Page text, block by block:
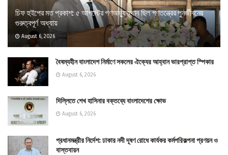
চিফ হুইপের মত প্রকাশ: ৫ আগস্টের গণঅভ্যুত্থান ছিল গণতন্ত্রের পুনর্জীবনের
গুরুত্বপূর্ণ অধ্যায়
August 6, 2026
বৈষম্যহীন বাংলাদেশ নির্মাণে সকলের ঐক্যের আহ্বান ভারপ্রাপ্ত স্পিকার
August 6, 2026
দিল্লিতে শেখ হাসিনার বক্তব্যে বাংলাদেশের ক্ষোভ
August 6, 2026
প্রধানমন্ত্রীর নির্দেশ: ঢাকার নদী দূষণ রোধে কার্যকর কর্মপরিকল্পনা প্রণয়ন ও
বাস্তবায়ন